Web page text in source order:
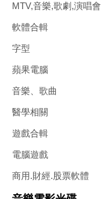
MTV,音樂,歌劇,演唱會
軟體合輯
字型
蘋果電腦
音樂、歌曲
醫學相關
遊戲合輯
電腦遊戲
商用.財經.股票軟體